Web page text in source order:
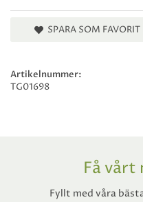
SPARA SOM FAVORIT
Artikelnummer:
TG01698
Få vårt
Fyllt med våra